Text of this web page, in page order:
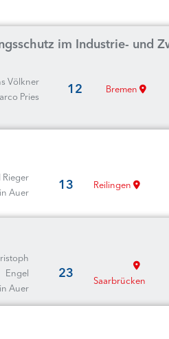
im Industrie- und
Bremen
12
Völkner
Pries
Reilingen
13
Rieger
Auer
Saarbrücken
23
Engel
Auer